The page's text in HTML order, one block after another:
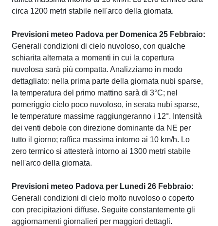
circa 1200 metri stabile nell'arco della giornata.
Previsioni meteo Padova per Domenica 25 Febbraio:
Generali condizioni di cielo nuvoloso, con qualche
schiarita alternata a momenti in cui la copertura
nuvolosa sarà più compatta. Analizziamo in modo
dettagliato: nella prima parte della giornata nubi sparse,
la temperatura del primo mattino sarà di 3°C; nel
pomeriggio cielo poco nuvoloso, in serata nubi sparse,
le temperature massime raggiungeranno i 12°. Intensità
dei venti debole con direzione dominante da NE per
tutto il giorno; raffica massima intorno ai 10 km/h. Lo
zero termico si attesterà intorno ai 1300 metri stabile
nell'arco della giornata.
Previsioni meteo Padova per Lunedi 26 Febbraio:
Generali condizioni di cielo molto nuvoloso o coperto
con precipitazioni diffuse. Seguite constantemente gli
aggiornamenti giornalieri per maggiori dettagli.